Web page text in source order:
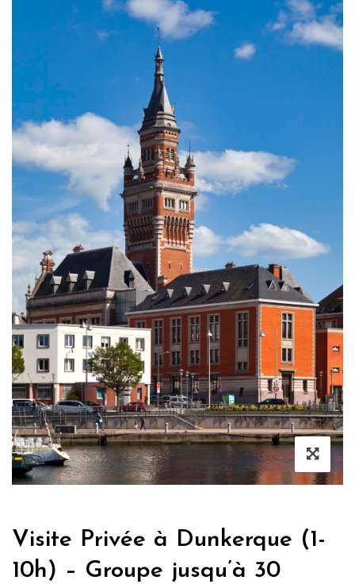
Visite Privée à Dunkerque (1-
10h) – Groupe jusqu’à 30